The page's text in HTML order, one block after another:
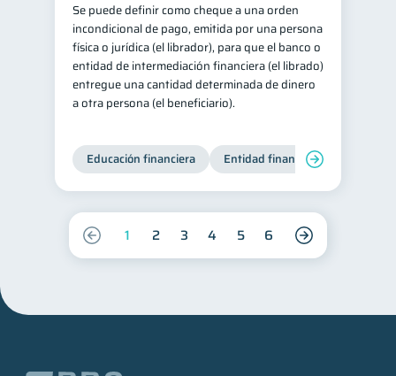
Se puede definir como cheque a una orden
incondicional de pago, emitida por una persona
física o jurídica (el librador), para que el banco o
entidad de intermediación financiera (el librado)
entregue una cantidad determinada de dinero
a otra persona (el beneficiario).
Educación financiera Entidad financiera
1 2 3 4 5 6